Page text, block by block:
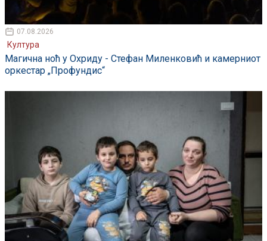
07.08.2026
Култура
Магична ноћ у Охриду - Стефан Миленковић и камерниот
оркестар „Профундис“